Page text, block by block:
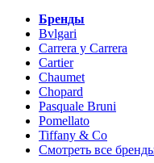
Бренды
Bvlgari
Carrera y Carrera
Cartier
Chaumet
Chopard
Pasquale Bruni
Pomellato
Tiffany & Co
Смотреть все